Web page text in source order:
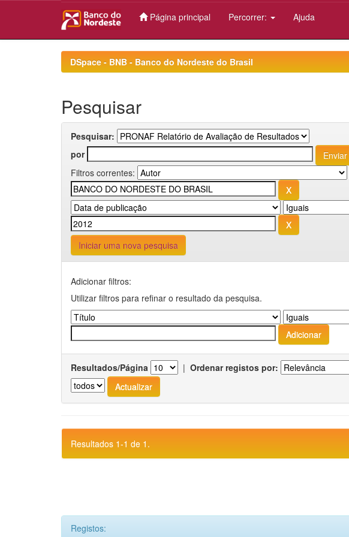
Página principal Percorrer: Ajuda
DSpace - BNB - Banco do Nordeste do Brasil
Pesquisar
Pesquisar:
por
Filtros correntes:
Iniciar uma nova pesquisa
Adicionar filtros:
Utilizar filtros para refinar o resultado da pesquisa.
Resultados/Página | Ordenar registos por:
Resultados 1-1 de 1.
Registos: